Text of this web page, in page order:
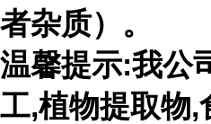
者杂质）。
温馨提示:我公
工,植物提取物,